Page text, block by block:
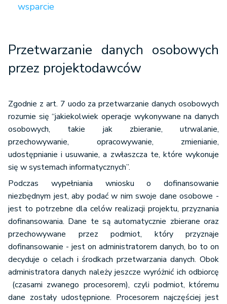
wsparcie
Przetwarzanie danych osobowych
przez projektodawców
Zgodnie z art. 7 uodo za przetwarzanie danych osobowych
rozumie się “jakiekolwiek operacje wykonywane na danych
osobowych, takie jak zbieranie, utrwalanie,
przechowywanie, opracowywanie, zmienianie,
udostępnianie i usuwanie, a zwłaszcza te, które wykonuje
się w systemach informatycznych”.
Podczas wypełniania wniosku o dofinansowanie
niezbędnym jest, aby podać w nim swoje dane osobowe -
jest to potrzebne dla celów realizacji projektu, przyznania
dofinansowania. Dane te są automatycznie zbierane oraz
przechowywane przez podmiot, który przyznaje
dofinansowanie - jest on administratorem danych, bo to on
decyduje o celach i środkach przetwarzania danych. Obok
administratora danych należy jeszcze wyróżnić ich odbiorcę
(czasami zwanego procesorem), czyli podmiot, któremu
dane zostały udostępnione. Procesorem najczęściej jest